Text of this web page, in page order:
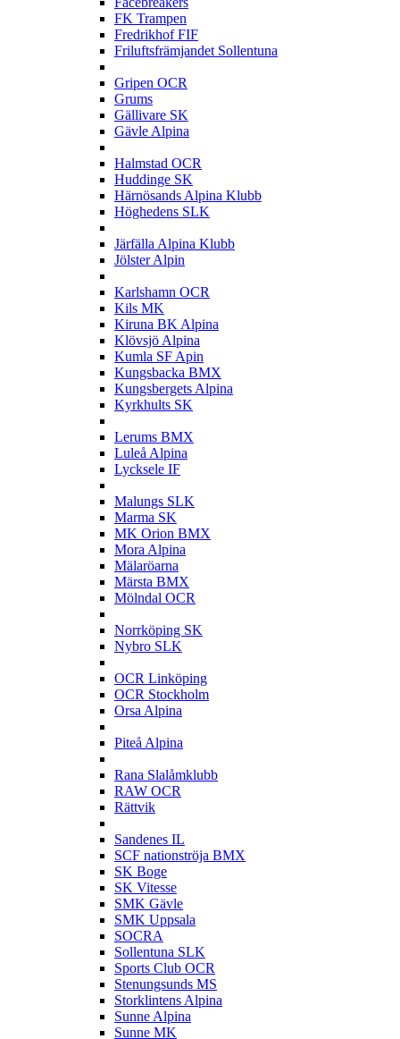
FK Trampen
Fredrikhof FIF
Friluftsfrämjandet Sollentuna
Gripen OCR
Grums
Gällivare SK
Gävle Alpina
Halmstad OCR
Huddinge SK
Härnösands Alpina Klubb
Höghedens SLK
Järfälla Alpina Klubb
Jölster Alpin
Karlshamn OCR
Kils MK
Kiruna BK Alpina
Klövsjö Alpina
Kumla SF Apin
Kungsbacka BMX
Kungsbergets Alpina
Kyrkhults SK
Lerums BMX
Luleå Alpina
Lycksele IF
Malungs SLK
Marma SK
MK Orion BMX
Mora Alpina
Mälaröarna
Märsta BMX
Mölndal OCR
Norrköping SK
Nybro SLK
OCR Linköping
OCR Stockholm
Orsa Alpina
Piteå Alpina
Rana Slalåmklubb
RAW OCR
Rättvik
Sandenes IL
SCF nationströja BMX
SK Boge
SK Vitesse
SMK Gävle
SMK Uppsala
SOCRA
Sollentuna SLK
Sports Club OCR
Stenungsunds MS
Storklintens Alpina
Sunne Alpina
Sunne MK